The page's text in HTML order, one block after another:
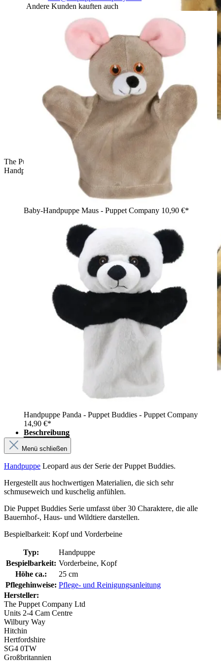
The Puppet Company Baby-Handpuppe Leopard, gefleckte
Handpuppe mit weißen Ohrspitzen und ausgestreckter Pfote
Andere Kunden kauften auch
Baby-Handpuppe Maus - Puppet Company 10,90 €*
Handpuppe Panda - Puppet Buddies - Puppet Company
14,90 €*
Beschreibung
Menü schließen
Handpuppe Leopard aus der Serie der Puppet Buddies.
Hergestellt aus hochwertigen Materialien, die sich sehr
schmuseweich und kuschelig anfühlen.
Die Puppet Buddies Serie umfasst über 30 Charaktere, die alle
Bauernhof-, Haus- und Wildtiere darstellen.
Bespielbarkeit: Kopf und Vorderbeine
Typ:
Handpuppe
Bespielbarkeit: Vorderbeine, Kopf
Höhe ca.:
25 cm
Pflegehinweise: Pflege- und Reinigungsanleitung
Hersteller:
The Puppet Company Ltd
Units 2-4 Cam Centre
Wilbury Way
Hitchin
Hertfordshire
SG4 0TW
Großbritannien